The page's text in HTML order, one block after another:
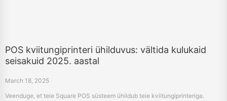
POS kviitungiprinteri ühilduvus: vältida kulukaid
seisakuid 2025. aastal
March 18, 2025
Veenduge, et teie Square POS süsteem ühildub teie kviitungiprinteriga.